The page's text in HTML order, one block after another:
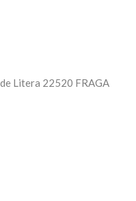
Litera 22520 FRAGA